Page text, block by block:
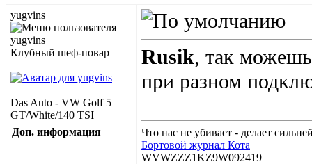
yugvins
Клубный шеф-повар
Das Auto - VW Golf 5
GT/White/140 TSI
Доп. информация
Rusik, так можешь
при разном
Что нас не убивает - делает
Бортовой журнал Кота
WVWZZZ1KZ9W092419